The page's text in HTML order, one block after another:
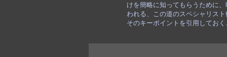
けを簡略に知ってもらうために
われる、この道のスペシャリス
そのキーポイントを引用してお